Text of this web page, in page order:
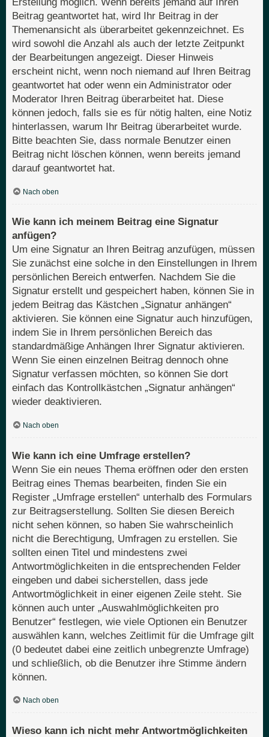
Beitrag geantwortet hat, wird Ihr Beitrag in der
Themenansicht als überarbeitet gekennzeichnet. Es
wird sowohl die Anzahl als auch der letzte Zeitpunkt
der Bearbeitungen angezeigt. Dieser Hinweis
erscheint nicht, wenn noch niemand auf Ihren Beitrag
geantwortet hat oder wenn ein Administrator oder
Moderator Ihren Beitrag überarbeitet hat. Diese
können jedoch, falls sie es für nötig halten, eine Notiz
hinterlassen, warum Ihr Beitrag überarbeitet wurde.
Bitte beachten Sie, dass normale Benutzer einen
Beitrag nicht löschen können, wenn bereits jemand
darauf geantwortet hat.
Nach oben
Wie kann ich meinem Beitrag eine Signatur
anfügen?
Um eine Signatur an Ihren Beitrag anzufügen, müssen
Sie zunächst eine solche in den Einstellungen in Ihrem
persönlichen Bereich entwerfen. Nachdem Sie die
Signatur erstellt und gespeichert haben, können Sie in
jedem Beitrag das Kästchen „Signatur anhängen“
aktivieren. Sie können eine Signatur auch hinzufügen,
indem Sie in Ihrem persönlichen Bereich das
standardmäßige Anhängen Ihrer Signatur aktivieren.
Wenn Sie einen einzelnen Beitrag dennoch ohne
Signatur verfassen möchten, so können Sie dort
einfach das Kontrollkästchen „Signatur anhängen“
wieder deaktivieren.
Nach oben
Wie kann ich eine Umfrage erstellen?
Wenn Sie ein neues Thema eröffnen oder den ersten
Beitrag eines Themas bearbeiten, finden Sie ein
Register „Umfrage erstellen“ unterhalb des Formulars
zur Beitragserstellung. Sollten Sie diesen Bereich
nicht sehen können, so haben Sie wahrscheinlich
nicht die Berechtigung, Umfragen zu erstellen. Sie
sollten einen Titel und mindestens zwei
Antwortmöglichkeiten in die entsprechenden Felder
eingeben und dabei sicherstellen, dass jede
Antwortmöglichkeit in einer eigenen Zeile steht. Sie
können auch unter „Auswahlmöglichkeiten pro
Benutzer“ festlegen, wie viele Optionen ein Benutzer
auswählen kann, welches Zeitlimit für die Umfrage gilt
(0 bedeutet dabei eine zeitlich unbegrenzte Umfrage)
und schließlich, ob die Benutzer ihre Stimme ändern
können.
Nach oben
Wieso kann ich nicht mehr Antwortmöglichkeiten